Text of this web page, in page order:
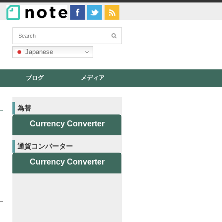
Japanese
ブログ メディア
為替
Currency Converter
通貨コンバーター
Currency Converter